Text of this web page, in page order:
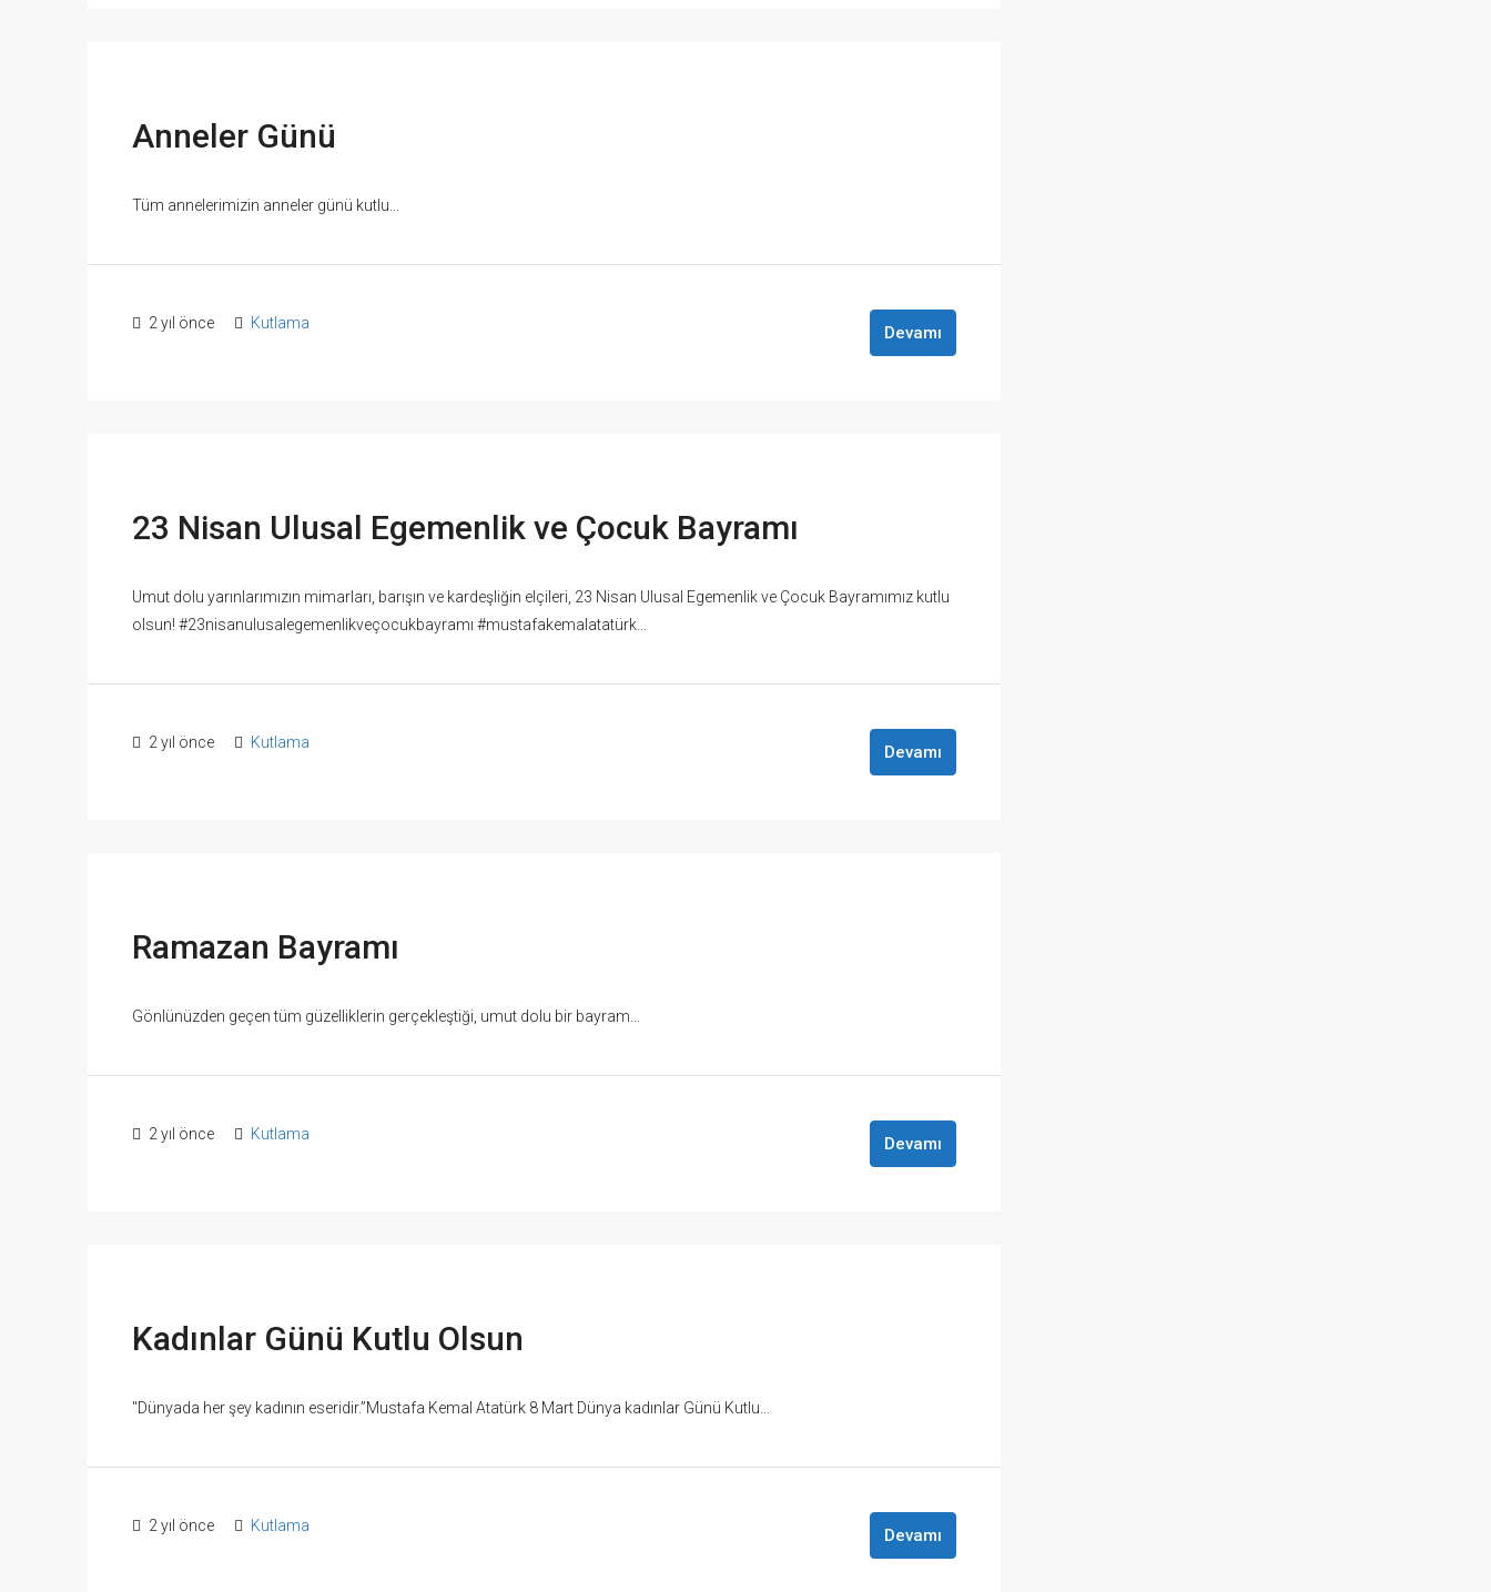
Anneler Günü
Tüm annelerimizin anneler günü kutlu...
2 yıl önce Kutlama Devamı
23 Nisan Ulusal Egemenlik ve Çocuk Bayramı
Umut dolu yarınlarımızın mimarları, barışın ve kardeşliğin elçileri, 23 Nisan Ulusal Egemenlik ve Çocuk Bayramımız kutlu
olsun! #23nisanulusalegemenlikveçocukbayramı #mustafakemalatatürk...
2 yıl önce Kutlama Devamı
Ramazan Bayramı
Gönlünüzden geçen tüm güzelliklerin gerçekleştiği, umut dolu bir bayram...
2 yıl önce Kutlama Devamı
Kadınlar Günü Kutlu Olsun
"Dünyada her şey kadının eseridir.”Mustafa Kemal Atatürk 8 Mart Dünya kadınlar Günü Kutlu...
2 yıl önce Kutlama Devamı